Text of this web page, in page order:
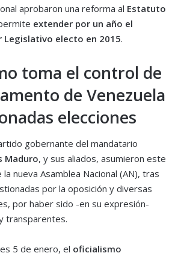
aprobaron una reforma al Estatuto
extender por un año el
Legislativo electo en 2015.
toma el control de
de Venezuela
elecciones
gobernante del mandatario
Maduro, y sus aliados, asumieron este
nueva Asamblea Nacional (AN), tras
por la oposición y diversas
por haber sido -en su expresión-
transparentes.
5 de enero, el oficialismo